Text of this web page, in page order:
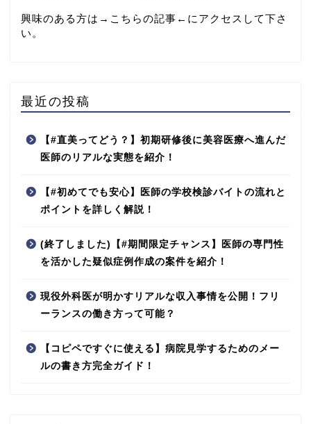
興味のある方は→ こちらの記事 ←にアクセスして下さ
い。
最近の投稿
【#直美ってどう？】初期研修後に美容医療へ進んだ
医師のリアルな実態を紹介！
【#初めてでも安心】医師の学校検診バイトの流れと
ポイントを詳しく解説！
(終了しました)【#期間限定チャンス】医師の専門性
を活かした疑似症例作成の案件を紹介！
現役外科医が明かすリアルな収入事情を公開！フリ
ーランスの働き方って可能？
【コピペですぐに使える】病院見学するためのメー
ルの書き方完全ガイド！